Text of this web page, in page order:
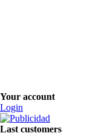
Your account
Login
Last customers